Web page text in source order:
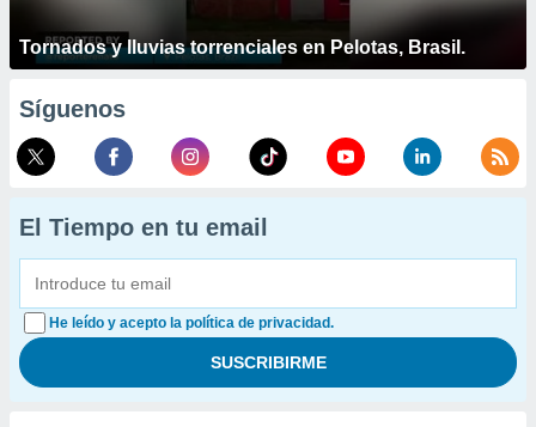
Tornados y lluvias torrenciales en Pelotas, Brasil.
Síguenos
El Tiempo en tu email
He leído y acepto la política de privacidad.